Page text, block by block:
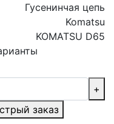
Гусенинчая цепь
Komatsu
KOMATSU D65
+
заказ